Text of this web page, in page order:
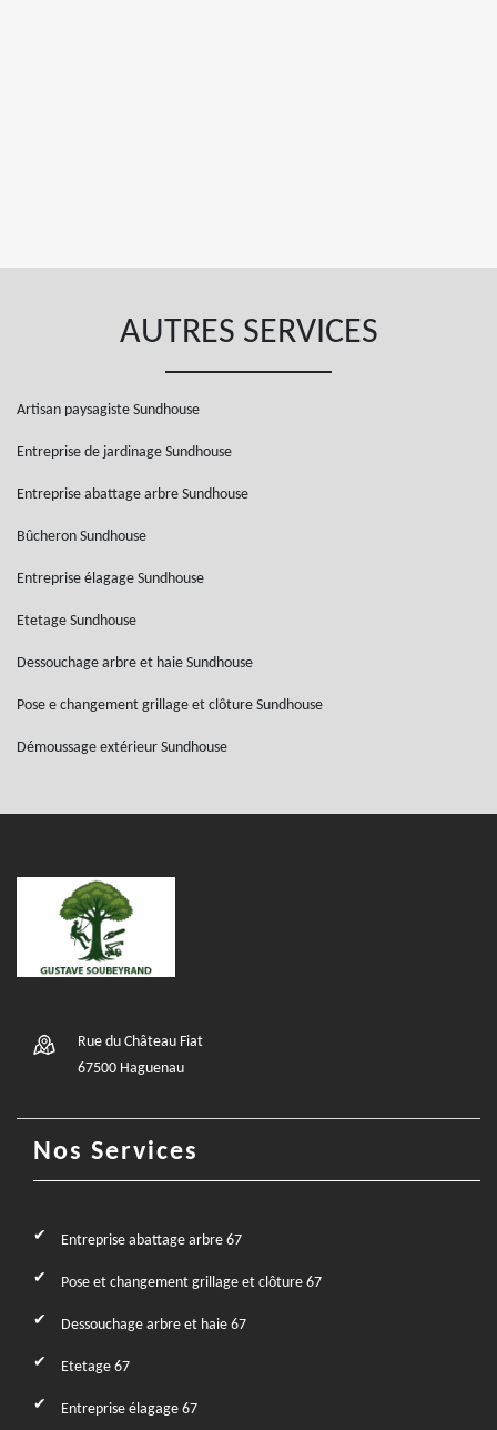
AUTRES SERVICES
Artisan paysagiste Sundhouse
Entreprise de jardinage Sundhouse
Entreprise abattage arbre Sundhouse
Bûcheron Sundhouse
Entreprise élagage Sundhouse
Etetage Sundhouse
Dessouchage arbre et haie Sundhouse
Pose e changement grillage et clôture Sundhouse
Démoussage extérieur Sundhouse
Rue du Château Fiat
67500 Haguenau
Nos Services
Entreprise abattage arbre 67
Pose et changement grillage et clôture 67
Dessouchage arbre et haie 67
Etetage 67
Entreprise élagage 67